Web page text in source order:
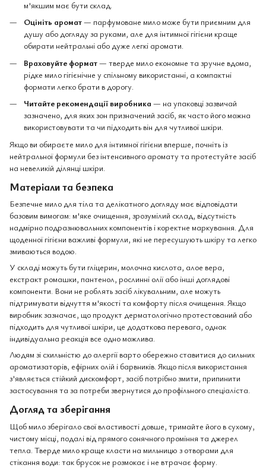
м'якшим має бути склад.
Оцініть аромат— парфумоване мило може бути приємним для
душу або догляду за руками, але для інтимної гігієни краще
обирати нейтральні або дуже легкі аромати.
Враховуйте формат— тверде мило економне та зручне вдома,
рідке мило гігієнічне у спільному використанні, а компактні
формати легко брати в дорогу.
Читайте рекомендації виробника — на упаковці зазвичай
зазначено, для яких зон призначений засіб, як часто його можна
використовувати та чи підходить він для чутливої шкіри.
Якщо ви обираєте мило для інтимної гігієни вперше, почніть із
нейтральної формули без інтенсивного аромату та протестуйте засіб
на невеликій ділянці шкіри.
Матеріали та безпека
Безпечне мило для тіла та делікатного догляду має відповідати
базовим вимогам: м'яке очищення, зрозумілий склад, відсутність
надмірно подразнювальних компонентів і коректне маркування. Для
щоденної гігієни важливі формули, які не пересушують шкіру та легко
змиваються водою.
У складі можуть бути гліцерин, молочна кислота, алое вера,
екстракт ромашки, пантенол, рослинні олії або інші доглядові
компоненти. Вони не роблять засіб лікувальним, але можуть
підтримувати відчуття м'якості та комфорту після очищення. Якщо
виробник зазначає, що продукт дерматологічно протестований або
підходить для чутливої шкіри, це додаткова перевага, однак
індивідуальна реакція все одно можлива.
Людям зі схильністю до алергії варто обережно ставитися до сильних
ароматизаторів, ефірних олій і барвників. Якщо після використання
з'являється стійкий дискомфорт, засіб потрібно змити, припинити
застосування та за потреби звернутися до профільного спеціаліста.
Догляд та зберігання
Щоб мило зберігало свої властивості довше, тримайте його в сухому,
чистому місці, подалі від прямого сонячного проміння та джерел
тепла. Тверде мило краще класти на мильницю з отворами для
стікання води: так брусок не розмокає і не втрачає форму.